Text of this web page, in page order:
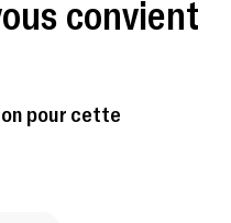
convient
pour cette